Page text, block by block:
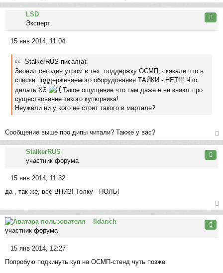
н
ер
ну
ть
ся
LSD
Эксперт
о
щ
15 янв 2014, 11:04
StalkerRUS писал(а):
Звонил сегодня утром в тех. поддержку ОСМП, сказали что в
списке поддерживаемого оборудования ТАЙКИ - НЕТ!!! Что
делать ХЗ
Такое ощущение что там даже и не знают про
существование такого купюрника!
Неужели ни у кого не стоит такого в мартале?
Сообщение выше про дипы читали? Также у вас?
ер
ну
ть
ся
л
у
StalkerRUS
участник форума
о
б
щ
е
н
и
15 янв 2014, 11:32
да , так же, все ВНИЗ! Толку - НОЛЬ!
ер
ну
ть
ся
Ildarich
участник форума
о
15 янв 2014, 12:27
Попробую подкинуть куп на ОСМП-стенд чуть позже